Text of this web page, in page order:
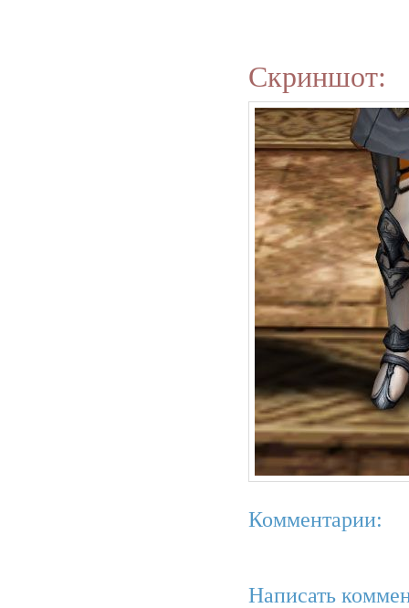
Скриншот:
Комментарии:
Написать